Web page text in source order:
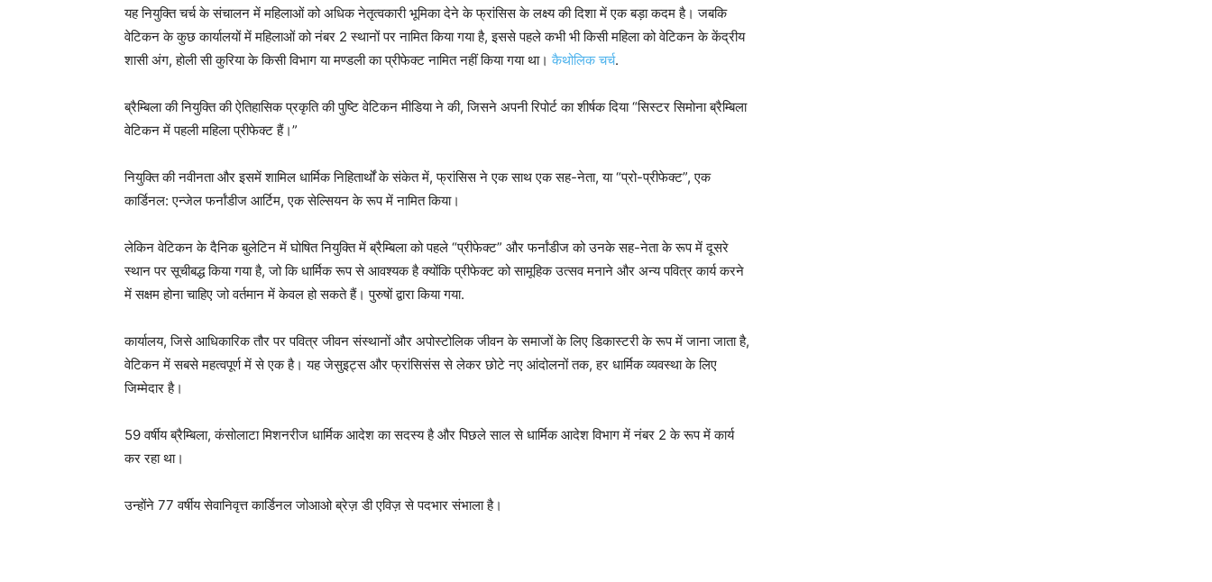
यह नियुक्ति चर्च के संचालन में महिलाओं को अधिक नेतृत्वकारी भूमिका देने के फ्रांसिस के लक्ष्य की दिशा में एक बड़ा कदम है। जबकि
वेटिकन के कुछ कार्यालयों में महिलाओं को नंबर 2 स्थानों पर नामित किया गया है, इससे पहले कभी भी किसी महिला को वेटिकन के केंद्रीय
शासी अंग, होली सी कुरिया के किसी विभाग या मण्डली का प्रीफेक्ट नामित नहीं किया गया था।कैथोलिक चर्च.
ब्रैम्बिला की नियुक्ति की ऐतिहासिक प्रकृति की पुष्टि वेटिकन मीडिया ने की, जिसने अपनी रिपोर्ट का शीर्षक दिया “सिस्टर सिमोना ब्रैम्बिला
वेटिकन में पहली महिला प्रीफेक्ट हैं।”
नियुक्ति की नवीनता और इसमें शामिल धार्मिक निहितार्थों के संकेत में, फ्रांसिस ने एक साथ एक सह-नेता, या “प्रो-प्रीफेक्ट”, एक
कार्डिनल: एन्जेल फर्नांडीज आर्टिम, एक सेल्सियन के रूप में नामित किया।
लेकिन वेटिकन के दैनिक बुलेटिन में घोषित नियुक्ति में ब्रैम्बिला को पहले “प्रीफेक्ट” और फर्नांडीज को उनके सह-नेता के रूप में दूसरे
स्थान पर सूचीबद्ध किया गया है, जो कि धार्मिक रूप से आवश्यक है क्योंकि प्रीफेक्ट को सामूहिक उत्सव मनाने और अन्य पवित्र कार्य करने
में सक्षम होना चाहिए जो वर्तमान में केवल हो सकते हैं। पुरुषों द्वारा किया गया.
कार्यालय, जिसे आधिकारिक तौर पर पवित्र जीवन संस्थानों और अपोस्टोलिक जीवन के समाजों के लिए डिकास्टरी के रूप में जाना जाता है,
वेटिकन में सबसे महत्वपूर्ण में से एक है। यह जेसुइट्स और फ्रांसिसंस से लेकर छोटे नए आंदोलनों तक, हर धार्मिक व्यवस्था के लिए
जिम्मेदार है।
59 वर्षीय ब्रैम्बिला, कंसोलाटा मिशनरीज धार्मिक आदेश का सदस्य है और पिछले साल से धार्मिक आदेश विभाग में नंबर 2 के रूप में कार्य
कर रहा था।
उन्होंने 77 वर्षीय सेवानिवृत्त कार्डिनल जोआओ ब्रेज़ डी एविज़ से पदभार संभाला है।